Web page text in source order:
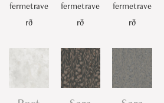
fermetrave
rð
fermetrave
rð
fermetrave
rð